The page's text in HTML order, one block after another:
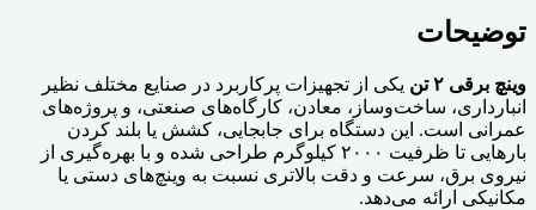
توضیحات
وینچ برقی ۲ تن
یکی از تجهیزات پرکاربرد در صنایع مختلف نظیر
انبارداری، ساخت‌وساز، معادن، کارگاه‌های صنعتی، و پروژه‌های
عمرانی است. این دستگاه برای جابجایی، کشش یا بلند کردن
بارهایی تا ظرفیت ۲۰۰۰ کیلوگرم طراحی شده و با بهره‌گیری از
نیروی برق، سرعت و دقت بالاتری نسبت به وینچ‌های دستی یا
مکانیکی ارائه می‌دهد.